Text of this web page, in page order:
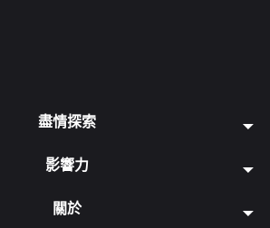
盡情探索
影響力
關於